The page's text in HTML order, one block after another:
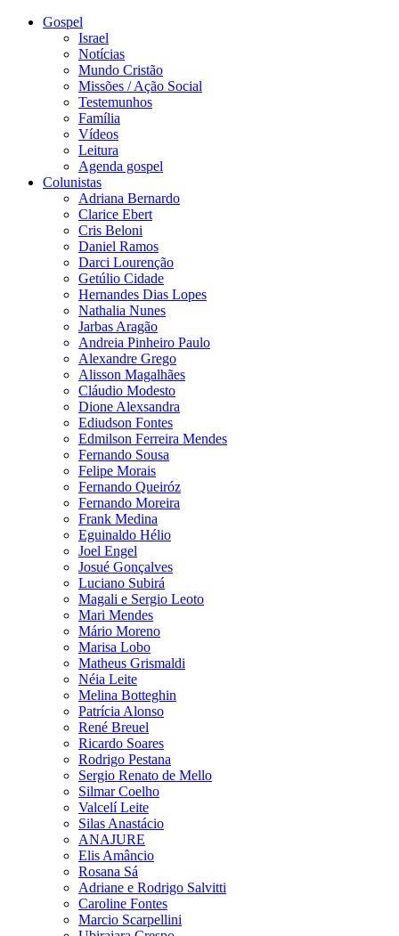
Gospel
Israel
Notícias
Mundo Cristão
Missões / Ação Social
Testemunhos
Família
Vídeos
Leitura
Agenda gospel
Colunistas
Adriana Bernardo
Clarice Ebert
Cris Beloni
Daniel Ramos
Darci Lourenção
Getúlio Cidade
Hernandes Dias Lopes
Nathalia Nunes
Jarbas Aragão
Andreia Pinheiro Paulo
Alexandre Grego
Alisson Magalhães
Cláudio Modesto
Dione Alexsandra
Ediudson Fontes
Edmilson Ferreira Mendes
Fernando Sousa
Felipe Morais
Fernando Queiróz
Fernando Moreira
Frank Medina
Eguinaldo Hélio
Joel Engel
Josué Gonçalves
Luciano Subirá
Magali e Sergio Leoto
Mari Mendes
Mário Moreno
Marisa Lobo
Matheus Grismaldi
Néia Leite
Melina Botteghin
Patrícia Alonso
René Breuel
Ricardo Soares
Rodrigo Pestana
Sergio Renato de Mello
Silmar Coelho
Valcelí Leite
Silas Anastácio
ANAJURE
Elis Amâncio
Rosana Sá
Adriane e Rodrigo Salvitti
Caroline Fontes
Marcio Scarpellini